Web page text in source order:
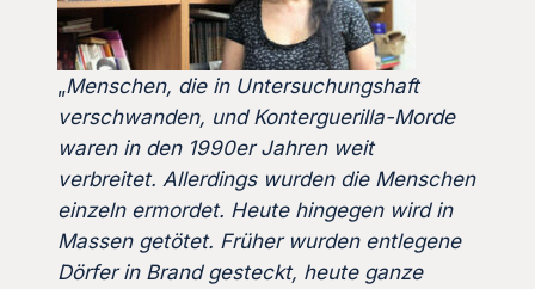
„Menschen, die in Untersuchungshaft
verschwanden, und Konterguerilla-Morde
waren in den 1990er Jahren weit
verbreitet. Allerdings wurden die Menschen
einzeln ermordet. Heute hingegen wird in
Massen getötet. Früher wurden entlegene
Dörfer in Brand gesteckt, heute ganze